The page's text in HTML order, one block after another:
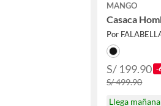
MANGO
Casaca
Por
S/ 199.90 -
S/ 499.90
Llega mañana